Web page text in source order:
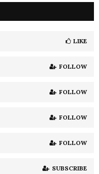
H
LIKE
FOLLOW
FOLLOW
FOLLOW
FOLLOW
SUBSCRIBE